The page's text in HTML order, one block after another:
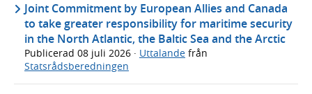
Joint Commitment by European Allies and Canada
to take greater responsibility for maritime security
in the North Atlantic, the Baltic Sea and the Arctic
Publicerad 08 juli 2026 · Uttalande från
Statsrådsberedningen